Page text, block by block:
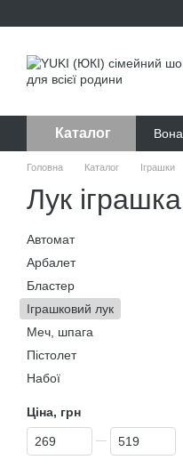
Каталог Вона
Головна Каталог Іграшки
Лук іграшка
Автомат
Арбалет
Бластер
Іграшковий лук
Меч, шпага
Пістолет
Набої
Ціна, грн
Від Ціна, грн
До Ціна, грн